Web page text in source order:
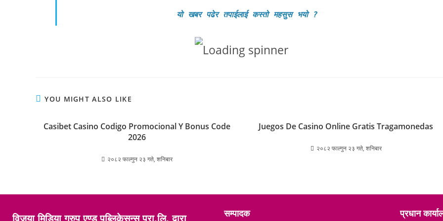
यो खबर पढेर तपाईलाई कस्तो महसुस भयो?
YOU MIGHT ALSO LIKE
Casibet Casino Codigo Promocional Y Bonus Code
2026
२०८२ फाल्गुन २३ गते, शनिबार
Juegos De Casino Online Gratis Tragamonedas
२०८२ फाल्गुन २३ गते, शनिबार
विजया मिडिया ग्रुप एण्ड पब्लिकेसन्स प्रा.लि. द्वारा सम्पादक प्रधान